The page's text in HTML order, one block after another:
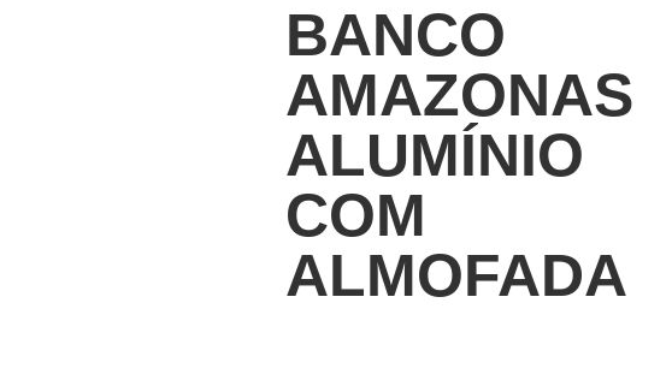
BANCO
AMAZONAS
ALUMÍNIO
COM
ALMOFADA